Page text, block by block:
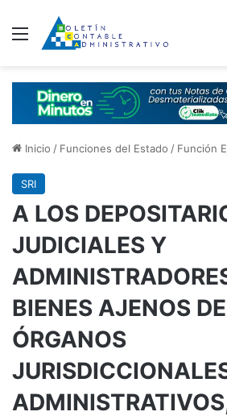
Menú
Inicio / Funciones del Estado / Función
SRI
A LOS
JUDICIALES Y
BIENES AJENOS
ÓRGANOS